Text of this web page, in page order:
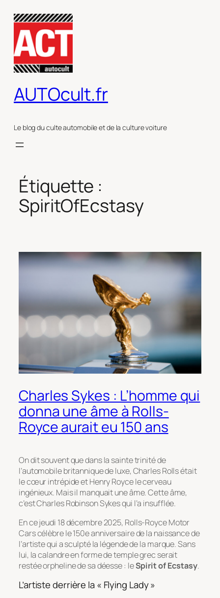
contenu
AUTOcult.fr
Le blog du culte automobile et de la culture voiture
Étiquette :
SpiritOfEcstasy
Charles Sykes : L’homme qui
donna une âme à Rolls-
Royce aurait eu 150 ans
On dit souvent que dans la sainte trinité de
l’automobile britannique de luxe, Charles Rolls était
le cœur intrépide et Henry Royce le cerveau
ingénieux. Mais il manquait une âme. Cette âme,
c’est Charles Robinson Sykes qui l’a insufflée.
En ce jeudi 18 décembre 2025, Rolls-Royce Motor
Cars célèbre le 150e anniversaire de la naissance de
l’artiste qui a sculpté la légende de la marque. Sans
lui, la calandre en forme de temple grec serait
restée orpheline de sa déesse : leSpirit of Ecstasy.
L’artiste derrière la « Flying Lady »